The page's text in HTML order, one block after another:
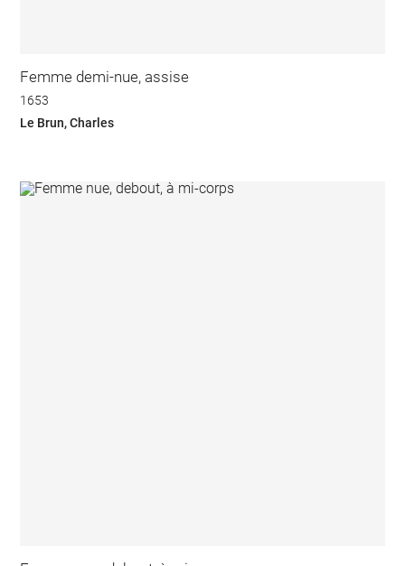
Femme demi-nue, assise
1653
Le Brun, Charles